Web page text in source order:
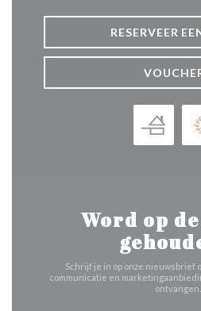
RESERVEER
Word op
Schrijf je in op onze nieuwsbrief
communicatie en
ontvangen.